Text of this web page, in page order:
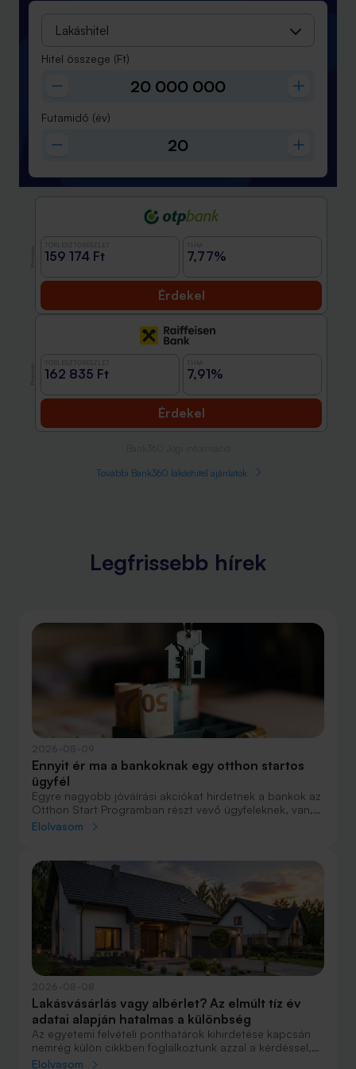
Lakáshitel
Hitel összege (Ft)
Futamidő (év)
159 174 Ft 7,77%
Érdekel
162 835 Ft 7,91%
Érdekel
További Bank360 lakáshitel ajánlatok
Legfrissebb hírek
Ennyit ér ma a bankoknak egy otthon startos
ügyfél
Egyre nagyobb jóváírási akciókat hirdetnek a bankok az
Otthon Start Programban részt vevő ügyfeleknek, van,
ahol összesen akár félmillió forint jóváírást is össze lehet
nagyobb jóváírásért?
Elolvasom
Lakásvásárlás vagy albérlet? Az elmúlt tíz év
adatai alapján hatalmas a különbség
Az egyetemi felvételi ponthatárok kihirdetése kapcsán
nemrég külön cikkben foglalkoztunk azzal a kérdéssel,
hogy lakást venni vagy vásárolni éri meg jobban. Előző
Elolvasom